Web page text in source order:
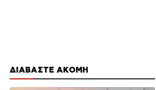
ΔΙΑΒΑΣΤΕ ΑΚΟΜΗ